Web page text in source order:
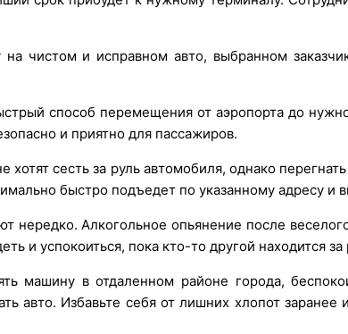
чистом и исправном авто, выбранном
способ перемещения от аэропорта до
и приятно для пассажиров.
сесть за руль автомобиля, однако
быстро подъедет по указанному адресу и
Алкогольное опьянение после
и успокоиться, пока кто-то другой находится за
машину в отдаленном районе города,
авто. Избавьте себя от лишних хлопот заранее